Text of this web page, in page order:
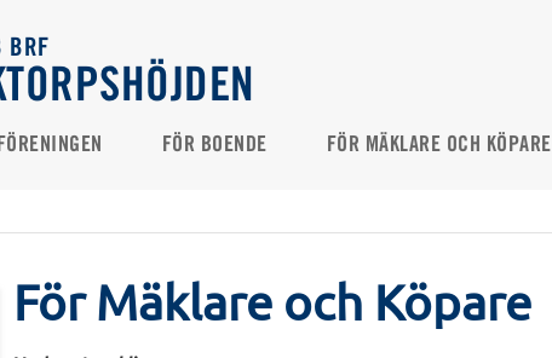
BRF
FÖR BOENDE FÖR MÄKLARE OCH KÖPARE
För Mäklare och Köpare